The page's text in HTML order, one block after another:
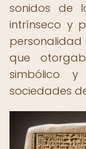
sonidos de
intrínseco y
personalidad
que
simbólico
sociedades